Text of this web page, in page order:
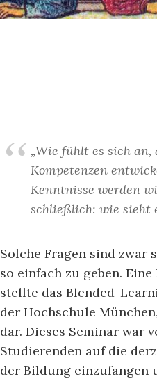
„Wie fühlt es sich
Kompetenzen
Kenntnisse werden
schließlich: wie sieht
Solche Fragen sind zwar
so einfach zu geben.
stellte das Blended-
der Hochschule
dar. Dieses Seminar war
Studierenden auf die
der Bildung einzufangen